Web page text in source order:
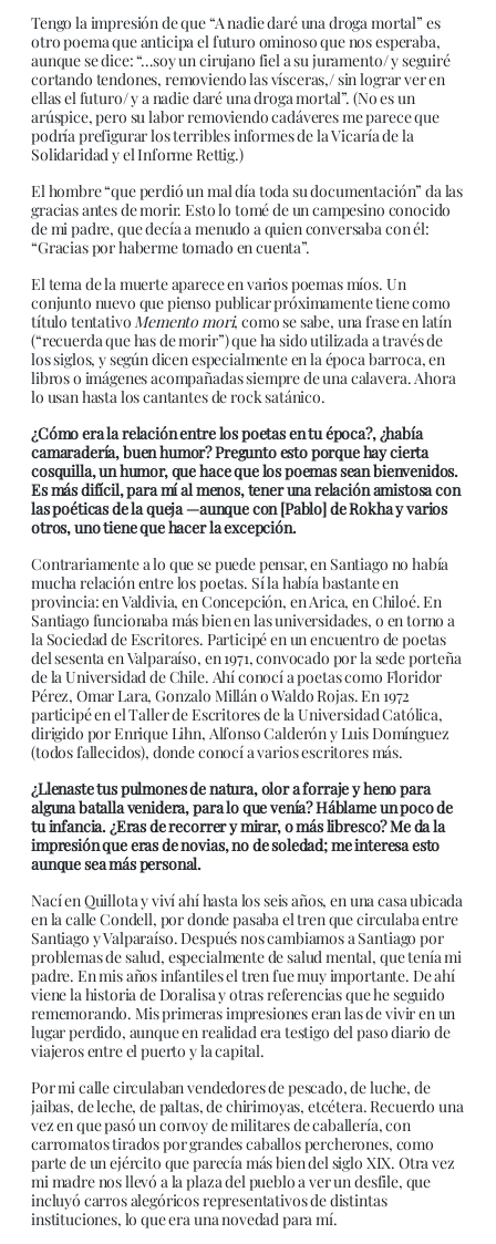
Tengo la impresión de que “A nadie daré una droga mortal” es
otro poema que anticipa el futuro ominoso que nos esperaba,
aunque se dice: “…soy un cirujano fiel a su juramento/ y seguiré
cortando tendones, removiendo las vísceras,/ sin lograr ver en
ellas el futuro/ y a nadie daré una droga mortal”. (No es un
arúspice, pero su labor removiendo cadáveres me parece que
podría prefigurar los terribles informes de la Vicaría de la
Solidaridad y el Informe Rettig.)
El hombre “que perdió un mal día toda su documentación” da las
gracias antes de morir. Esto lo tomé de un campesino conocido
de mi padre, que decía a menudo a quien conversaba con él:
“Gracias por haberme tomado en cuenta”.
El tema de la muerte aparece en varios poemas míos. Un
conjunto nuevo que pienso publicar próximamente tiene como
título tentativoMemento mori, como se sabe, una frase en latín
(“recuerda que has de morir”) que ha sido utilizada a través de
los siglos, y según dicen especialmente en la época barroca, en
libros o imágenes acompañadas siempre de una calavera. Ahora
lo usan hasta los cantantes de rock satánico.
¿Cómo era la relación entre los poetas en tu época?, ¿había
camaradería, buen humor? Pregunto esto porque hay cierta
cosquilla, un humor, que hace que los poemas sean bienvenidos.
Es más difícil, para mí al menos, tener una relación amistosa con
las poéticas de la queja —aunque con [Pablo] de Rokha y varios
otros, uno tiene que hacer la excepción.
Contrariamente a lo que se puede pensar, en Santiago no había
mucha relación entre los poetas. Sí la había bastante en
provincia: en Valdivia, en Concepción, en Arica, en Chiloé. En
Santiago funcionaba más bien en las universidades, o en torno a
la Sociedad de Escritores. Participé en un encuentro de poetas
del sesenta en Valparaíso, en 1971, convocado por la sede porteña
de la Universidad de Chile. Ahí conocí a poetas como Floridor
Pérez, Omar Lara, Gonzalo Millán o Waldo Rojas. En 1972
participé en el Taller de Escritores de la Universidad Católica,
dirigido por Enrique Lihn, Alfonso Calderón y Luis Domínguez
(todos fallecidos), donde conocí a varios escritores más.
¿Llenaste tus pulmones de natura, olor a forraje y heno para
alguna batalla venidera, para lo que venía? Háblame un poco de
tu infancia. ¿Eras de recorrer y mirar, o más libresco? Me da la
impresión que eras de novias, no de soledad; me interesa esto
aunque sea más personal.
Nací en Quillota y viví ahí hasta los seis años, en una casa ubicada
en la calle Condell, por donde pasaba el tren que circulaba entre
Santiago y Valparaíso. Después nos cambiamos a Santiago por
problemas de salud, especialmente de salud mental, que tenía mi
padre. En mis años infantiles el tren fue muy importante. De ahí
viene la historia de Doralisa y otras referencias que he seguido
rememorando. Mis primeras impresiones eran las de vivir en un
lugar perdido, aunque en realidad era testigo del paso diario de
viajeros entre el puerto y la capital.
Por mi calle circulaban vendedores de pescado, de luche, de
jaibas, de leche, de paltas, de chirimoyas, etcétera. Recuerdo una
vez en que pasó un convoy de militares de caballería, con
carromatos tirados por grandes caballos percherones, como
parte de un ejército que parecía más bien del siglo XIX. Otra vez
mi madre nos llevó a la plaza del pueblo a ver un desfile, que
incluyó carros alegóricos representativos de distintas
instituciones, lo que era una novedad para mí.